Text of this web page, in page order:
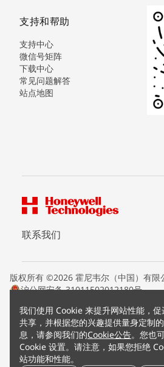
我们使用 Cookie 来提升网站性能，
共享，并根据您的兴趣提供量身定制
息，请参阅我们的Cookie公告。您也
Cookie 设置。请注意，如果您拒绝
站功能和性能。
支持和帮助
支持中心
微信号矩阵
下载中心
常见问题解答
站点地图
联系我们
版权所有 ©2026 霍尼韦尔（中国）有限
沪公网安备 31011502012180号
条款条约
隐私声明
您的隐私选项
霍尼韦尔科技Cookie通知
退订